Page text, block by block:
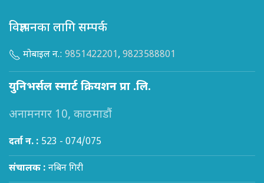
विज्ञापनका लागि सम्पर्क
मोबाइल न.: 9851422201, 9823588801
युनिभर्सल स्मार्ट क्रियशन प्रा .लि.
अनामनगर 10, काठमाडौं
दर्ता न. : 523 - 074/075
संचालक : नबिन गिरी